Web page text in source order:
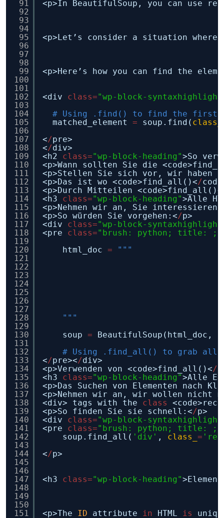
91
92
93
94
95
96
97
98
99
100
101
102
103
104
105
106
107
108
109
110
111
112
113
114
115
116
117
118
119
120
121
122
123
124
125
126
127
128
129
130
131
132
133
134
135
136
137
138
139
140
141
142
143
144
145
146
147
148
149
150
151
<p>In BeautifulSoup, you can use
<p>Let’s consider a situation
<p>Here’s how you can find the
<div class="wp-block-
# Using .find() to find the first
matched_element = soup.find( class_
</pre>
</div>
<h2 class="wp-block-heading">So
<p>Wann sollten Sie die
<p>Stellen Sie sich vor, wir haben
<p>Das ist wo <code>find_all()</
<p>Durch Mitteilen <code>find_all()<
<h3 class="wp-block-heading">Alle
<p>Nehmen wir an, Sie
<p>So würden Sie vorgehen:</p>
<div class="wp-block-
<pre class="brush: python; title: ;
html_doc = """
"""
soup = BeautifulSoup(html_doc,
# Using .find_all() to grab all
</pre></div>
<p>Verwenden von <code>find_all()</
<h3 class="wp-block-heading">Alle
<p>Das Suchen von Elementen nach
<p>Nehmen wir an, wir wollen nicht
<div> tags with the class
<p>So finden Sie sie schnell:</p>
<div class="wp-block-
<pre class="brush: python; title: ;
soup.find_all( 'div' , class_ =
</p>
<h3 class="wp-block-heading"
<p>The ID attribute in HTML is